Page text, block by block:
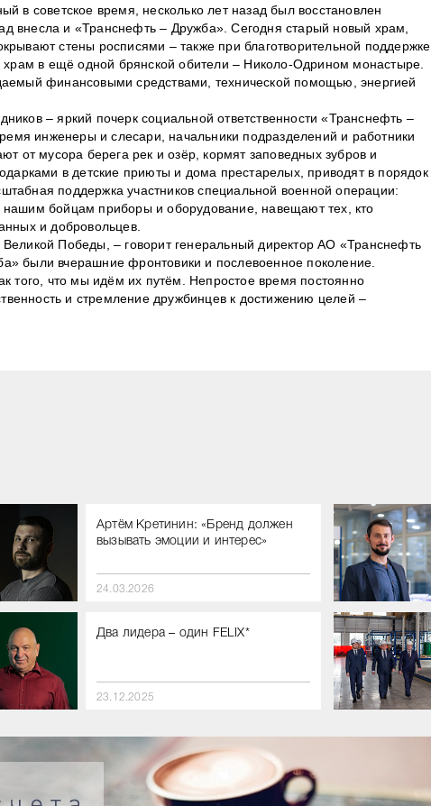
в советское время, несколько лет назад был восстановлен
внесла и «Транснефть – Дружба». Сегодня старый новый храм,
стены росписями – также при благотворительной поддержке
в ещё одной брянской обители – Николо-Одрином монастыре.
финансовыми средствами, технической помощью, энергией
– яркий почерк социальной ответственности «Транснефть –
инженеры и слесари, начальники подразделений и работники
от мусора берега рек и озёр, кормят заповедных зубров и
в детские приюты и дома престарелых, приводят в порядок
поддержка участников специальной военной операции:
бойцам приборы и оборудование, навещают тех, кто
и добровольцев.
Победы, – говорит генеральный директор АО «Транснефть
были вчерашние фронтовики и послевоенное поколение.
того, что мы идём их путём. Непростое время постоянно
и стремление дружбинцев к достижению целей –
Артём Кретинин: «Бренд должен
вызывать эмоции и интерес»
24.03.2026
Два лидера – один FELIX*
23.12.2025